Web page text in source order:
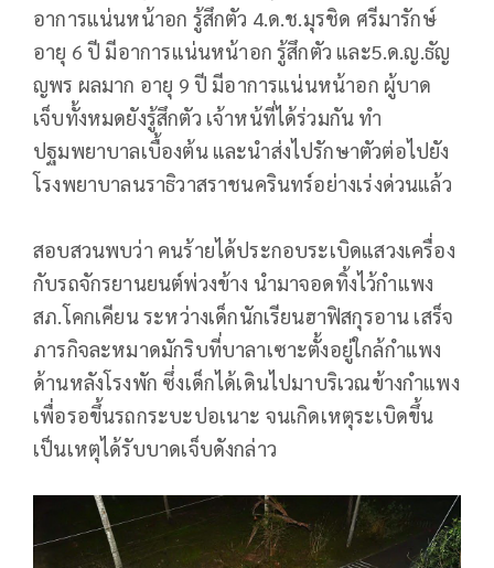
อาการแน่นหน้าอก รู้สึกตัว 4.ด.ช.มุรชิด ศรีมารักษ์
อายุ 6 ปี มีอาการแน่นหน้าอก รู้สึกตัว และ5.ด.ญ.ธัญ
ญพร ผลมาก อายุ 9 ปี มีอาการแน่นหน้าอก ผู้บาด
เจ็บทั้งหมดยังรู้สึกตัว เจ้าหน้ที่ได้ร่วมกัน ทำ
ปฐมพยาบาลเบื้องต้น และนำส่งไปรักษาตัวต่อไปยัง
โรงพยาบาลนราธิวาสราชนครินทร์อย่างเร่งด่วนแล้ว
สอบสวนพบว่า คนร้ายได้ประกอบระเบิดแสวงเครื่อง
กับรถจักรยานยนต์พ่วงข้าง นำมาจอดทิ้งไว้กำแพง
สภ.โคกเคียน ระหว่างเด็กนักเรียนฮาฟิสกุรอาน เสร็จ
ภารกิจละหมาดมักริบที่บาลาเซาะตั้งอยู่ใกล้กำแพง
ด้านหลังโรงพัก ซึ่งเด็กได้เดินไปมาบริเวณข้างกำแพง
เพื่อรอขึ้นรถกระบะปอเนาะ จนเกิดเหตุระเบิดขึ้น
เป็นเหตุได้รับบาดเจ็บดังกล่าว